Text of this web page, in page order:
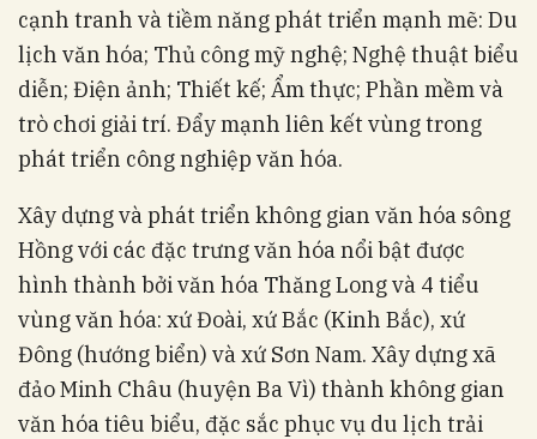
cạnh tranh và tiềm năng phát triển mạnh mẽ: Du
lịch văn hóa; Thủ công mỹ nghệ; Nghệ thuật biểu
diễn; Điện ảnh; Thiết kế; Ẩm thực; Phần mềm và
trò chơi giải trí. Đẩy mạnh liên kết vùng trong
phát triển công nghiệp văn hóa.
Xây dựng và phát triển không gian văn hóa sông
Hồng với các đặc trưng văn hóa nổi bật được
hình thành bởi văn hóa Thăng Long và 4 tiểu
vùng văn hóa: xứ Đoài, xứ Bắc (Kinh Bắc), xứ
Đông (hướng biển) và xứ Sơn Nam. Xây dựng xã
đảo Minh Châu (huyện Ba Vì) thành không gian
văn hóa tiêu biểu, đặc sắc phục vụ du lịch trải